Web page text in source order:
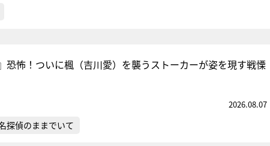
恐怖！ついに楓（吉川愛）を襲うストーカーが姿を現す戦慄
2026.08.07
探偵のままでいて